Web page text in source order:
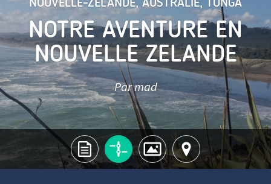
NOTRE AVENTURE EN
NOUVELLE ZELANDE
Par mad